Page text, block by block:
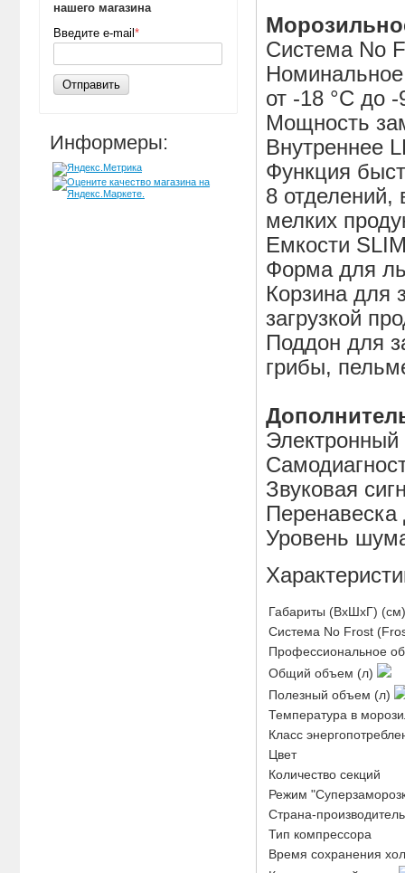
нашего магазина
Введите e-mail *
Отправить
Информеры:
Система No
от -18 °C до
Мощность
Внутреннее
Функция
8 отделений,
мелких
Емкости
Форма для
Корзина для
загрузкой
Поддон для
грибы,
Электронный
Звуковая
Перенавеска
Уровень
Габариты (ВxШxГ) (см)
Система No Frost
Профессиональное
Общий объем (л)
Полезный объем (л)
Температура в
Класс
Цвет
Количество секций
Режим
Страна-производитель
Тип компрессора
Время сохранения